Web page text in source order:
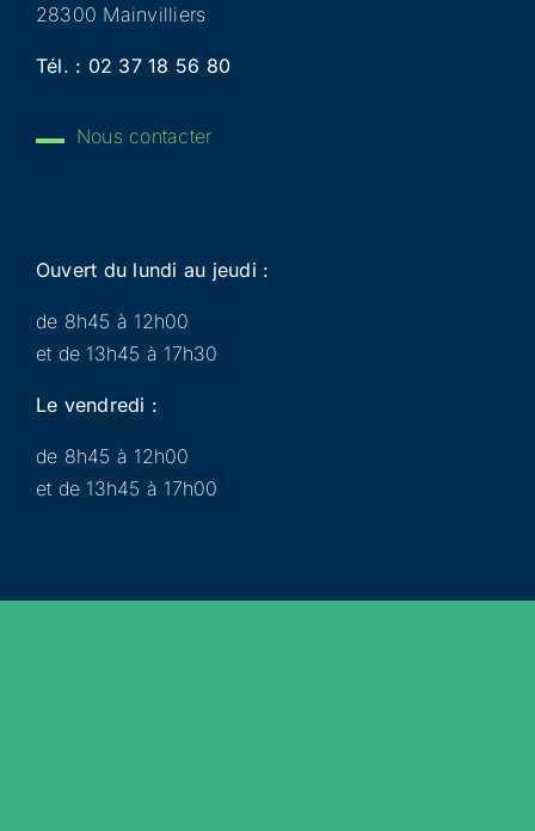
28300 Mainvilliers
Tél. : 02 37 18 56 80
Nous contacter
Ouvert du lundi au jeudi :
de 8h45 à 12h00
et de 13h45 à 17h30
Le vendredi :
de 8h45 à 12h00
et de 13h45 à 17h00